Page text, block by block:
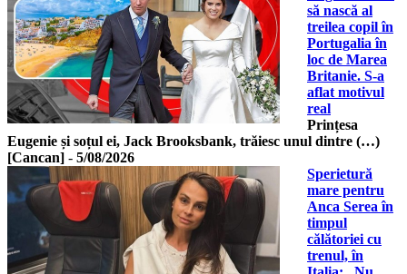
să nască al
treilea copil în
Portugalia în
loc de Marea
Britanie. S-a
aflat motivul
real
Prințesa
Eugenie și soțul ei, Jack Brooksbank, trăiesc unul dintre (…)
[Cancan] - 5/08/2026
Sperietură
mare pentru
Anca Serea în
timpul
călătoriei cu
trenul, în